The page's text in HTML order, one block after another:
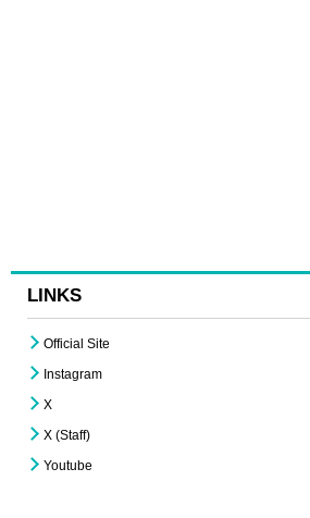
LINKS
Official Site
Instagram
X
X (Staff)
Youtube